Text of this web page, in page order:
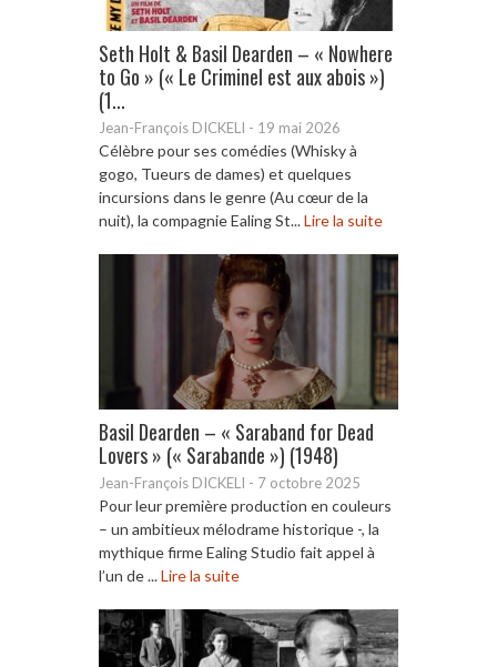
Seth Holt & Basil Dearden – « Nowhere
to Go » (« Le Criminel est aux abois »)
(1...
Jean-François DICKELI - 19 mai 2026
Célèbre pour ses comédies (Whisky à
gogo, Tueurs de dames) et quelques
incursions dans le genre (Au cœur de la
nuit), la compagnie Ealing St...Lire la suite
Basil Dearden – « Saraband for Dead
Lovers » (« Sarabande ») (1948)
Jean-François DICKELI - 7 octobre 2025
Pour leur première production en couleurs
– un ambitieux mélodrame historique -, la
mythique firme Ealing Studio fait appel à
l’un de ...Lire la suite